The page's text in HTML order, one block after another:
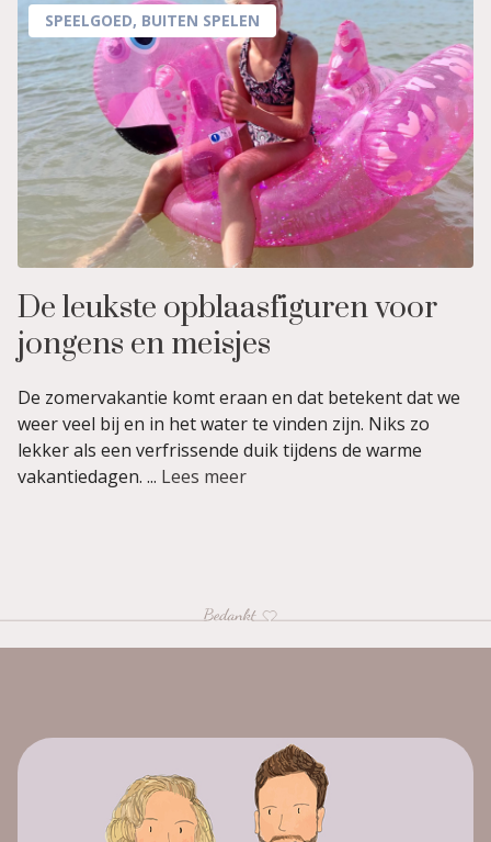
SPEELGOED, BUITEN SPELEN
De leukste opblaasfiguren voor
jongens en meisjes
De zomervakantie komt eraan en dat betekent dat we
weer veel bij en in het water te vinden zijn. Niks zo
lekker als een verfrissende duik tijdens de warme
vakantiedagen. ... Lees meer